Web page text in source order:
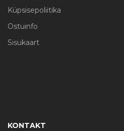
Küpsisepoliitika
Ostuinfo
Sisukaart
KONTAKT